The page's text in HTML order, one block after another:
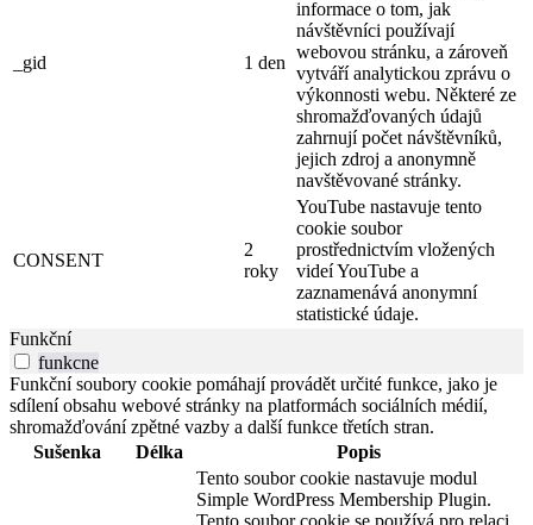
_gid 1 den
informace o tom, jak
návštěvníci používají
webovou stránku, a zároveň
vytváří analytickou zprávu o
výkonnosti webu. Některé ze
shromažďovaných údajů
zahrnují počet návštěvníků,
jejich zdroj a anonymně
navštěvované stránky.
CONSENT
2
roky
YouTube nastavuje tento
cookie soubor
prostřednictvím vložených
videí YouTube a
zaznamenává anonymní
statistické údaje.
Funkční
funkcne
Funkční soubory cookie pomáhají provádět určité funkce, jako je
sdílení obsahu webové stránky na platformách sociálních médií,
shromažďování zpětné vazby a další funkce třetích stran.
Sušenka
Délka
Popis
Tento soubor cookie nastavuje modul
Simple WordPress Membership Plugin.
Tento soubor cookie se používá pro relaci